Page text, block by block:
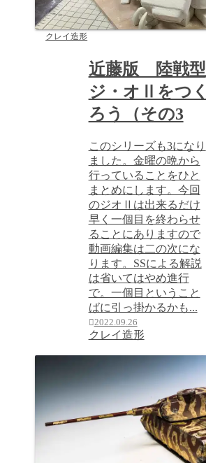
クレイ造形
近藤版 陸戦型
ジ・オⅡをつく
ろう（その3
このシリーズも3になり
ました。金曜の晩から
行っていることをひと
まとめにします。今回
のジオⅡは出来るだけ
早く一個目を終わらせ
ることにありますので
動画編集は二の次にな
ります。SSによる解説
は省いてはやめ進行
で。一個目ということ
ばに引っ掛かるかも...
2022.09.26
クレイ造形